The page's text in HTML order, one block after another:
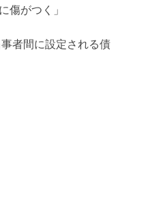
がつく」
者間に設定される債